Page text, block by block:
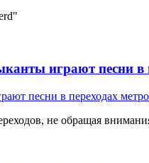
играют песни в
не обращая